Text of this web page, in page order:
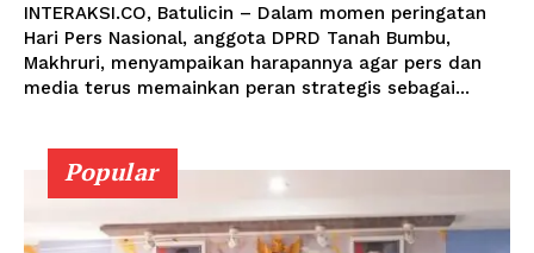
INTERAKSI.CO, Batulicin – Dalam momen peringatan
Hari Pers Nasional, anggota DPRD Tanah Bumbu,
Makhruri, menyampaikan harapannya agar pers dan
media terus memainkan peran strategis sebagai...
Popular